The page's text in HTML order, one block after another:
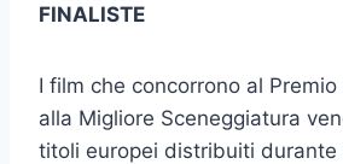
FINALISTE
I film che concorrono al
alla Migliore Sceneggiatura
titoli europei distribuiti durante